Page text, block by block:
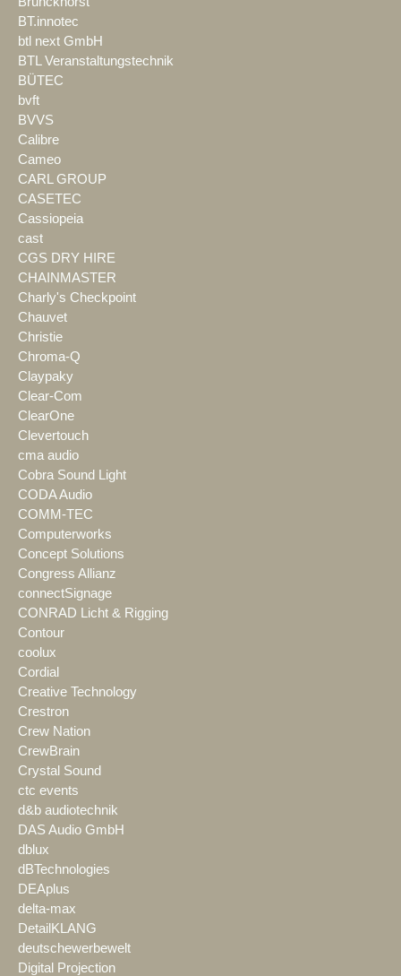
BT.innotec
btl next GmbH
BTL Veranstaltungstechnik
BÜTEC
bvft
BVVS
Calibre
Cameo
CARL GROUP
CASETEC
Cassiopeia
cast
CGS DRY HIRE
CHAINMASTER
Charly's Checkpoint
Chauvet
Christie
Chroma-Q
Claypaky
Clear-Com
ClearOne
Clevertouch
cma audio
Cobra Sound Light
CODA Audio
COMM-TEC
Computerworks
Concept Solutions
Congress Allianz
connectSignage
CONRAD Licht & Rigging
Contour
coolux
Cordial
Creative Technology
Crestron
Crew Nation
CrewBrain
Crystal Sound
ctc events
d&b audiotechnik
DAS Audio GmbH
dblux
dBTechnologies
DEAplus
delta-max
DetailKLANG
deutschewerbewelt
Digital Projection